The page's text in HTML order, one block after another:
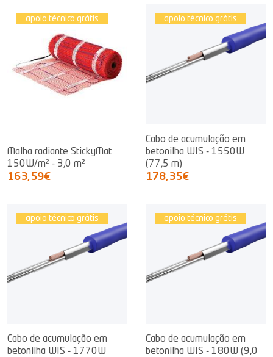
apoio técnico grátis
Malha radiante StickyMat
150W/m² - 3,0 m²
163,59€
apoio técnico grátis
Cabo de acumulação em
betonilha WIS - 1550W
(77,5 m)
178,35€
apoio técnico grátis
Cabo de acumulação em
betonilha WIS - 1770W
apoio técnico grátis
Cabo de acumulação em
betonilha WIS - 180W (9,0